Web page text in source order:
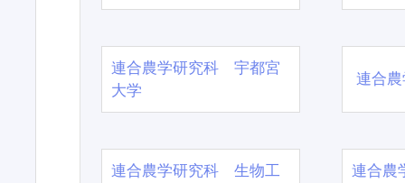
連合農学研究科 宇都宮
大学
連合
連合農学研究科 生物工
連合農